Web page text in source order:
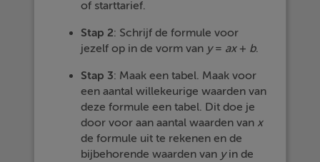
of starttarief.
Stap 2: Schrijf de formule voor
jezelf op in de vorm van y= ax+ b.
Stap 3: Maak een tabel. Maak voor
een aantal willekeurige waarden van
deze formule een tabel. Dit doe je
door voor aan aantal waarden van x
de formule uit te rekenen en de
bijbehorende waarden van yin de